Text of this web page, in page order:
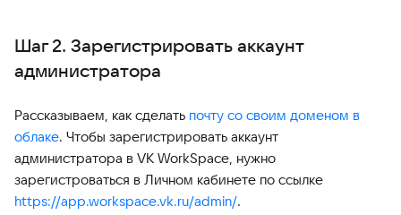
Шаг 2. Зарегистрировать аккаунт
администратора
Рассказываем, как сделать почту со своим доменом в
облаке. Чтобы зарегистрировать аккаунт
администратора в VK WorkSpace, нужно
зарегистроваться в Личном кабинете по ссылке
https://app.workspace.vk.ru/admin/.